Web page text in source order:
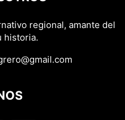
regional, amante del
historia.